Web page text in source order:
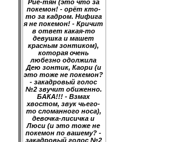
Риё-тян (это что за
покемон! - орёт кто-
то за кадром. Нифига
я не покемон! - Кричит
в ответ какая-то
девушка и машет
красным зонтиком),
которая очень
любезно одолжила
Дею зонтик, Каори (и
это тоже не покемон?
- закадровый голос
№2 звучит обиженно.
БАКА!!! - Взмах
хвостом, звук чьего-
то сломанного носа),
девочка-лисичка и
Люси (и это тоже не
покемон по вашему? -
закадровый голос №2